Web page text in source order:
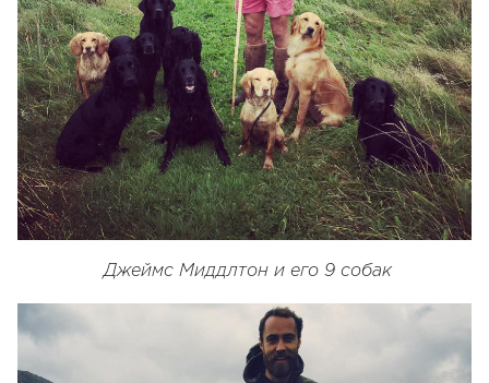
Джеймс Миддлтон и его 9 собак